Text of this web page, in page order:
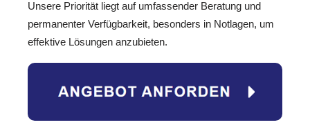
Unsere Priorität liegt auf umfassender Beratung und
permanenter Verfügbarkeit, besonders in Notlagen, um
effektive Lösungen anzubieten.